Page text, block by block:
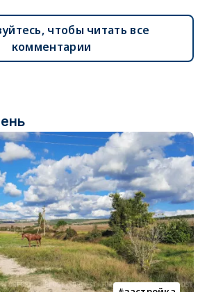
чтобы читать все
комментарии